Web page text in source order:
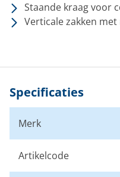
Staande kraag voor
Verticale zakken met
Specificaties
Merk
Artikelcode